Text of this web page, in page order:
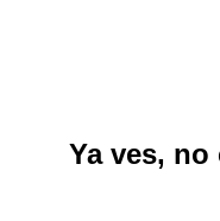
Ya ves,